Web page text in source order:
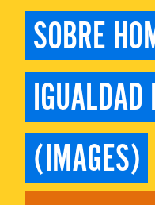
SOBRE
IGUALDAD
(IMAGES)